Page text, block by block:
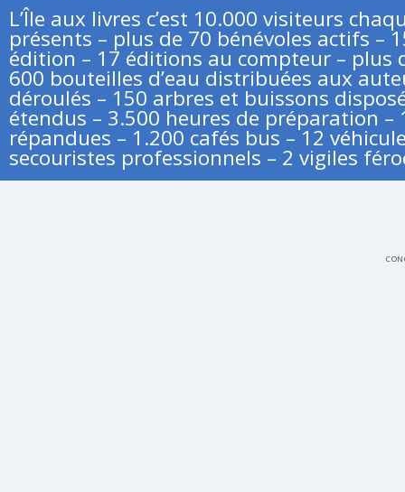
L’Île aux livres c’est 10.000 visiteurs
présents – plus de 70 bénévoles actifs –
édition – 17 éditions au compteur – plus
600 bouteilles d’eau distribuées aux
déroulés – 150 arbres et buissons
étendus – 3.500 heures de préparation
répandues – 1.200 cafés bus – 12
secouristes professionnels – 2 vigiles